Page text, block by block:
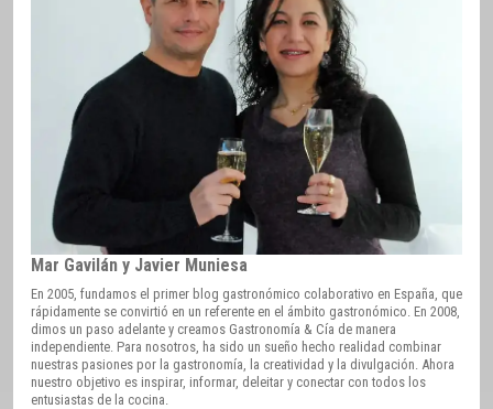
Mar Gavilán y Javier Muniesa
En 2005, fundamos el primer blog gastronómico colaborativo en España, que
rápidamente se convirtió en un referente en el ámbito gastronómico. En 2008,
dimos un paso adelante y creamos Gastronomía & Cía de manera
independiente. Para nosotros, ha sido un sueño hecho realidad combinar
nuestras pasiones por la gastronomía, la creatividad y la divulgación. Ahora
nuestro objetivo es inspirar, informar, deleitar y conectar con todos los
entusiastas de la cocina.